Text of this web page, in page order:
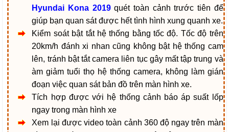
Hyundai Kona 2019quét toàn cảnh trước tiên để
giúp bạn quan sát được hết tình hình xung quanh xe.
Kiểm soát bật tắt hệ thống bằng tốc độ. Tốc độ trên
20km/h đánh xi nhan cũng không bật hệ thống cam
lên, tránh bật tắt camera liên tục gây mất tập trung và
àm giảm tuổi thọ hệ thống camera, không làm gián
đoạn việc quan sát bản đồ trên màn hình xe.
Tích hợp được với hệ thống cảnh báo áp suất lốp
ngay trong màn hình xe
Xem lại được video toàn cảnh 360 độ ngay trên màn